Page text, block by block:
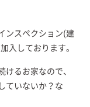
ンスペクション(建
入しております。
けるお家なので、
ていないか？な